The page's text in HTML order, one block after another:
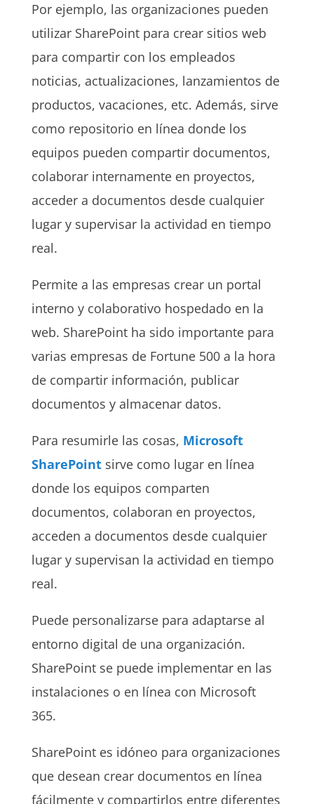
Por ejemplo, las organizaciones pueden
utilizar SharePoint para crear sitios web
para compartir con los empleados
noticias, actualizaciones, lanzamientos de
productos, vacaciones, etc. Además, sirve
como repositorio en línea donde los
equipos pueden compartir documentos,
colaborar internamente en proyectos,
acceder a documentos desde cualquier
lugar y supervisar la actividad en tiempo
real.
Permite a las empresas crear un portal
interno y colaborativo hospedado en la
web. SharePoint ha sido importante para
varias empresas de Fortune 500 a la hora
de compartir información, publicar
documentos y almacenar datos.
Para resumirle las cosas, Microsoft
SharePointsirve como lugar en línea
donde los equipos comparten
documentos, colaboran en proyectos,
acceden a documentos desde cualquier
lugar y supervisan la actividad en tiempo
real.
Puede personalizarse para adaptarse al
entorno digital de una organización.
SharePoint se puede implementar en las
instalaciones o en línea con Microsoft
365.
SharePoint es idóneo para organizaciones
que desean crear documentos en línea
fácilmente y compartirlos entre diferentes